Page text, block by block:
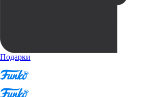
Подарки